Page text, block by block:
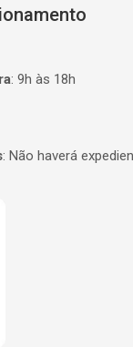
: 9h às 18h
: Não haverá